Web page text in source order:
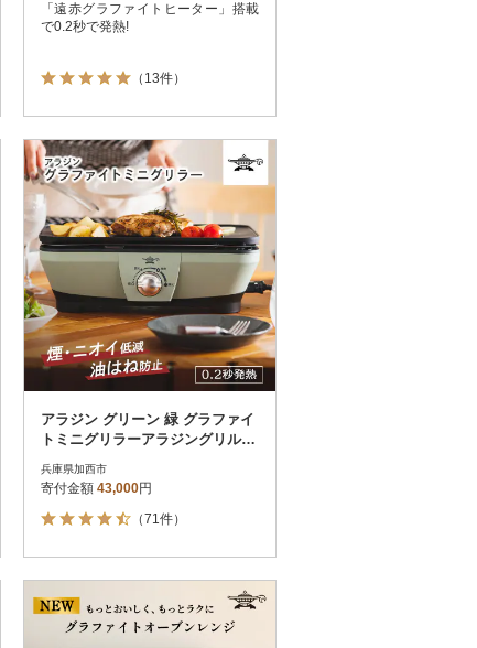
「遠赤グラファイトヒーター」搭載
で0.2秒で発熱!
（13件）
アラジン グリーン 緑 グラファイ
トミニグリラーアラジングリル[N
兵庫県加西市
寄付金額 43,000円
（71件）